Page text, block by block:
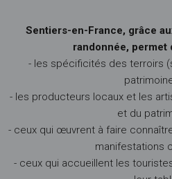
Sentiers-en-France, grâce
randonnée, permet
- les spécificités des terroirs
- les producteurs locaux et les
et du
- ceux qui œuvrent à faire
manifestations
- ceux qui accueillent les